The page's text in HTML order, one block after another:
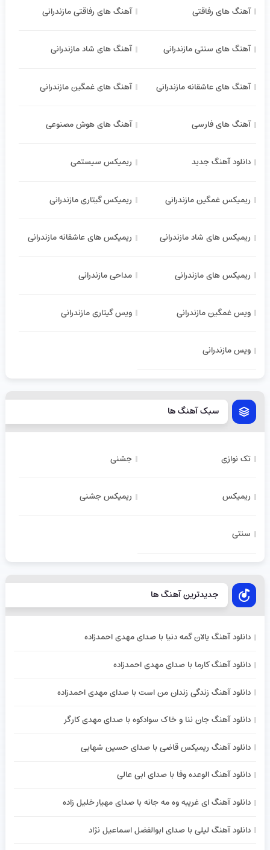
آهنگ های رفاقتی آهنگ های رفاقتی مازندرانی
آهنگ های سنتی مازندرانی آهنگ های شاد مازندرانی
آهنگ های عاشقانه مازندرانی آهنگ های غمگین مازندرانی
آهنگ های فارسی آهنگ های هوش مصنوعی
دانلود آهنگ جدید ریمیکس سیستمی
ریمیکس غمگین مازندرانی ریمیکس گیتاری مازندرانی
ریمیکس های شاد مازندرانی ریمیکس های عاشقانه مازندرانی
ریمیکس های مازندرانی مداحی مازندرانی
ویس غمگین مازندرانی ویس گیتاری مازندرانی
ویس مازندرانی
سبک آهنگ ها
تک نوازی جشنی
ریمیکس ریمیکس جشنی
سنتی
جدیدترین آهنگ ها
دانلود آهنگ یالان گمه دنیا با صدای مهدی احمدزاده
دانلود آهنگ کارما با صدای مهدی احمدزاده
دانلود آهنگ زندگی زندان من است با صدای مهدی احمدزاده
دانلود آهنگ جان ننا و خاک سوادکوه با صدای مهدی کارگر
دانلود آهنگ ریمیکس قاضی با صدای حسین شهابی
دانلود آهنگ الوعده وفا با صدای ابی عالی
دانلود آهنگ ای غریبه وه مه جانه با صدای مهیار خلیل زاده
دانلود آهنگ لیلی با صدای ابوالفضل اسماعیل نژاد